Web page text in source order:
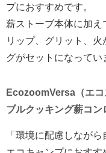
プにおすすめです。
薪ストーブ本体に加
リップ、グリット、
グがセットになってい
EcozoomVersa（エ
ブルクッキング薪コン
「環境に配慮しなが